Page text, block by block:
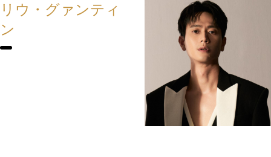
リウ・グァンティ
ン